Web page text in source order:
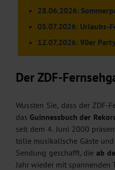
28.06.2026:
05.07.2026: Urlaubs-
12.07.2026: 90er
Der ZDF-
Wussten Sie, dass der ZDF-
das Guinnessbuch der
seit dem 4. Juni 2000
tolle musikalische Gäste
Sendung geschafft, die ab
Jahr wieder mit spannenden